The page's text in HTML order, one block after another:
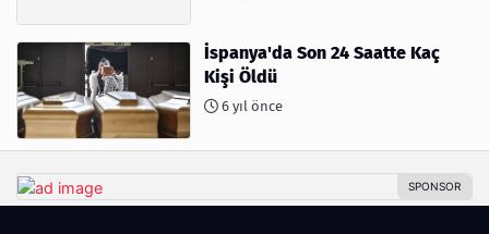
İspanya'da Son 24 Saatte Kaç
Kişi Öldü
6 yıl önce